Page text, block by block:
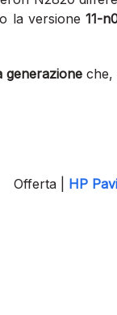
la versione11-
generazione che,
Offerta | HP